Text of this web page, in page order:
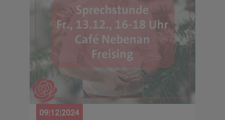
09|12|2024